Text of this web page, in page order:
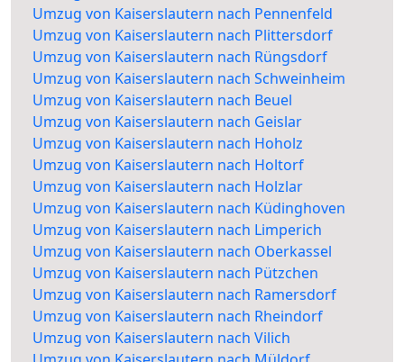
Umzug von Kaiserslautern nach Pennenfeld
Umzug von Kaiserslautern nach Plittersdorf
Umzug von Kaiserslautern nach Rüngsdorf
Umzug von Kaiserslautern nach Schweinheim
Umzug von Kaiserslautern nach Beuel
Umzug von Kaiserslautern nach Geislar
Umzug von Kaiserslautern nach Hoholz
Umzug von Kaiserslautern nach Holtorf
Umzug von Kaiserslautern nach Holzlar
Umzug von Kaiserslautern nach Küdinghoven
Umzug von Kaiserslautern nach Limperich
Umzug von Kaiserslautern nach Oberkassel
Umzug von Kaiserslautern nach Pützchen
Umzug von Kaiserslautern nach Ramersdorf
Umzug von Kaiserslautern nach Rheindorf
Umzug von Kaiserslautern nach Vilich